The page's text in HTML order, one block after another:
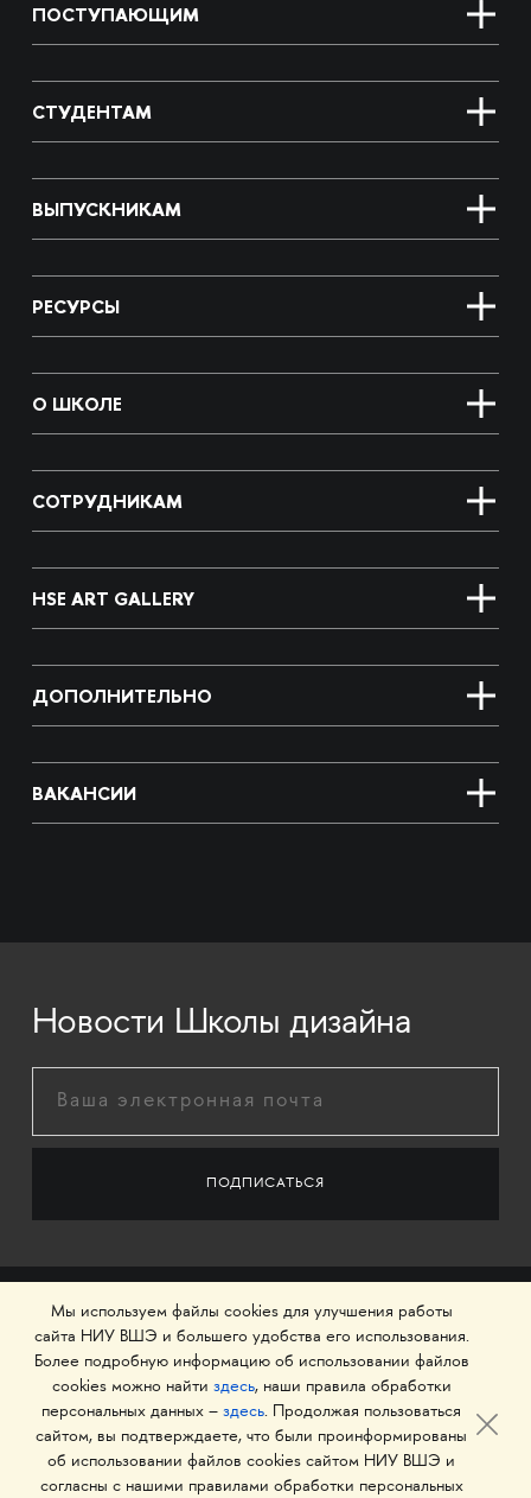
ПОСТУПАЮЩИМ
СТУДЕНТАМ
ВЫПУСКНИКАМ
РЕСУРСЫ
О ШКОЛЕ
СОТРУДНИКАМ
HSE ART GALLERY
ДОПОЛНИТЕЛЬНО
ВАКАНСИИ
Новости Школы дизайна
© 1993–2026 Национальный исследовательский
Мы используем файлы cookies для улучшения работы
сайта НИУ ВШЭ и большего удобства его использования.
Более подробную информацию об использовании файлов
cookies можно найти здесь, наши правила обработки
персональных данных – здесь. Продолжая пользоваться
сайтом, вы подтверждаете, что были проинформированы
об использовании файлов cookies сайтом НИУ ВШЭ и
согласны с нашими правилами обработки персональных